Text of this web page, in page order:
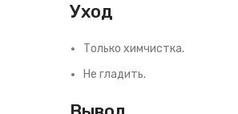
Уход
Только химчистка.
Не гладить.